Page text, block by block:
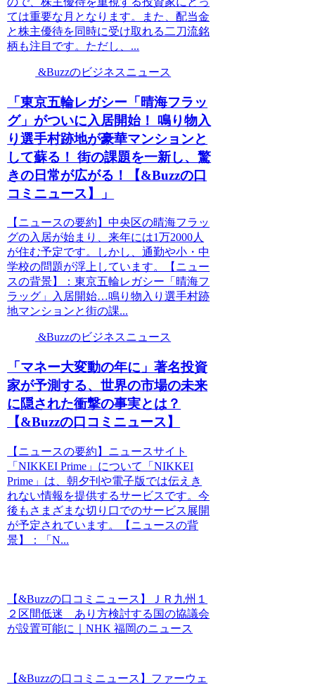
ては重要な月となります。また、配当金
と株主優待を同時に受け取れる二刀流銘
柄も注目です。ただし、...
&Buzzのビジネスニュース
「東京五輪レガシー「晴海フラッ
グ」がついに入居開始！ 鳴り物入
り選手村跡地が豪華マンションと
して蘇る！ 街の課題を一新し、驚
きの日常が広がる！【&Buzzの口
コミニュース】」
【ニュースの要約】中央区の晴海フラッ
グの入居が始まり、来年には1万2000人
が住む予定です。しかし、通勤や小・中
学校の問題が浮上しています。【ニュー
スの背景】：東京五輪レガシー「晴海フ
ラッグ」入居開始…鳴り物入り選手村跡
地マンションと街の課...
&Buzzのビジネスニュース
「マネー大変動の年に」著名投資
家が予測する、世界の市場の未来
に隠された衝撃の事実とは？
【&Buzzの口コミニュース】
【ニュースの要約】ニュースサイト
「NIKKEI Prime」について「NIKKEI
Prime」は、朝夕刊や電子版では伝えき
れない情報を提供するサービスです。今
後もさまざまな切り口でのサービス展開
が予定されています。【ニュースの背
景】：「N...
【&Buzzの口コミニュース】ＪＲ九州１
２区間低迷 あり方検討する国の協議会
が設置可能に｜NHK 福岡のニュース
【&Buzzの口コミニュース】ファーウェ